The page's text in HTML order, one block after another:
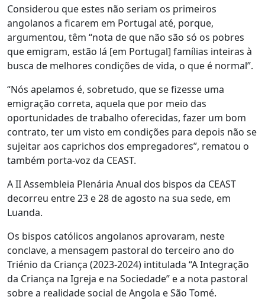
Considerou que estes não seriam os primeiros
angolanos a ficarem em Portugal até, porque,
argumentou, têm “nota de que não são só os pobres
que emigram, estão lá [em Portugal] famílias inteiras à
busca de melhores condições de vida, o que é normal”.
“Nós apelamos é, sobretudo, que se fizesse uma
emigração correta, aquela que por meio das
oportunidades de trabalho oferecidas, fazer um bom
contrato, ter um visto em condições para depois não se
sujeitar aos caprichos dos empregadores”, rematou o
também porta-voz da CEAST.
A II Assembleia Plenária Anual dos bispos da CEAST
decorreu entre 23 e 28 de agosto na sua sede, em
Luanda.
Os bispos católicos angolanos aprovaram, neste
conclave, a mensagem pastoral do terceiro ano do
Triénio da Criança (2023-2024) intitulada “A Integração
da Criança na Igreja e na Sociedade” e a nota pastoral
sobre a realidade social de Angola e São Tomé.